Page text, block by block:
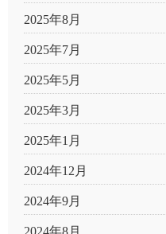
2025年8月
2025年7月
2025年5月
2025年3月
2025年1月
2024年12月
2024年9月
2024年8月